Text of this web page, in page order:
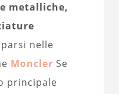
metalliche,
nelle
Moncler Se
principale